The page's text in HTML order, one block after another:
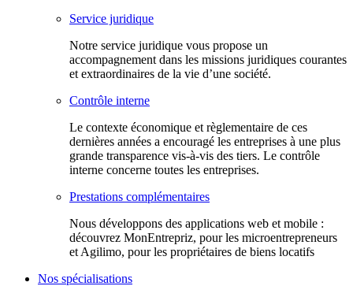
Service juridique
Notre service juridique vous propose un
accompagnement dans les missions juridiques courantes
et extraordinaires de la vie d’une société.
Contrôle interne
Le contexte économique et règlementaire de ces
dernières années a encouragé les entreprises à une plus
grande transparence vis-à-vis des tiers. Le contrôle
interne concerne toutes les entreprises.
Prestations complémentaires
Nous développons des applications web et mobile :
découvrez MonEntrepriz, pour les microentrepreneurs
et Agilimo, pour les propriétaires de biens locatifs
Nos spécialisations